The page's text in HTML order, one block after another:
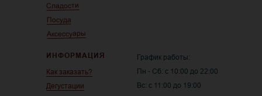
Сладости
Посуда
Аксессуары
ИНФОРМАЦИЯ
Как заказать?
Дегустации
График работы:
Пн - Сб: с 10:00 до 22:00
Вс: с 11:00 до 19:00